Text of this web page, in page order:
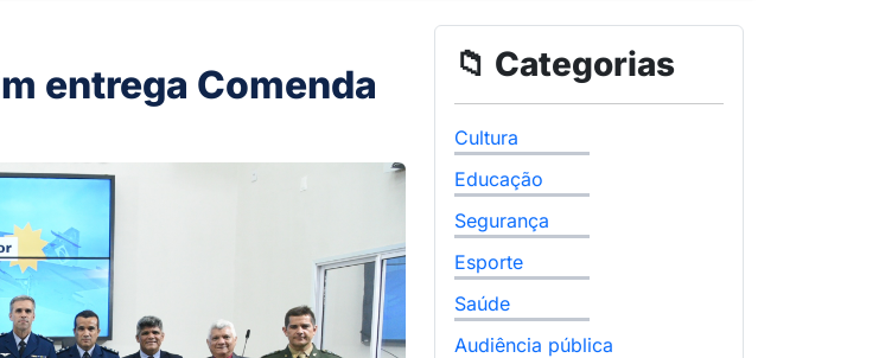
entrega Comenda
📁 Categorias
Cultura
Educação
Segurança
Esporte
Saúde
Audiência pública